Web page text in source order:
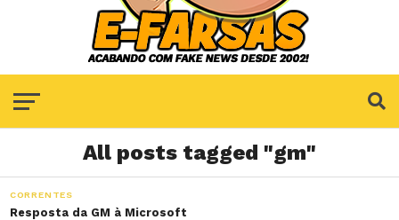
All posts tagged "gm"
CORRENTES
Resposta da GM à Microsoft